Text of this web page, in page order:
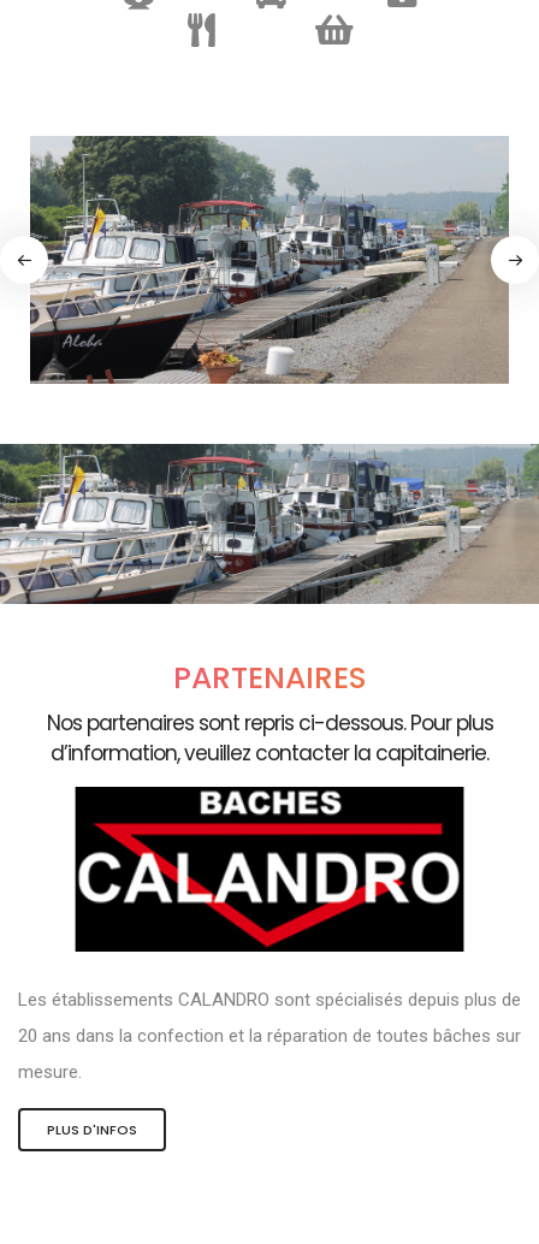
PARTENAIRES
Nos partenaires sont repris ci-dessous. Pour plus
d’information, veuillez contacter la capitainerie.
Les établissements CALANDRO sont spécialisés depuis plus de
20 ans dans la confection et la réparation de toutes bâches sur
mesure.
PLUS D'INFOS